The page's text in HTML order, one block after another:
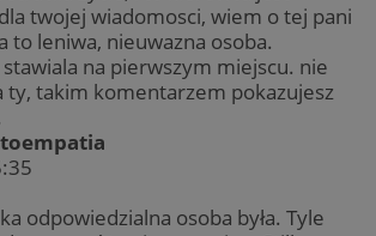
twojej wiadomosci, wiem o tej pani
to leniwa, nieuwazna osoba.
na pierwszym miejscu. nie
ty, takim komentarzem pokazujesz
odpowiedzialna osoba była. Tyle